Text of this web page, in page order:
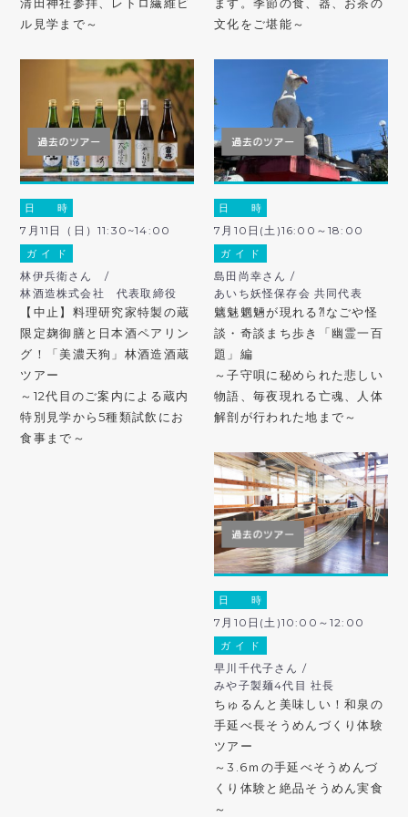
清田神社参拝、レトロ繊維ビ
ル見学まで～
ます。季節の食、器、お茶の
文化をご堪能～
日 時
7月11日（日）11:30~14:00
ガ イ ド
林伊兵衛さん /
林酒造株式会社 代表取締役
【中止】料理研究家特製の蔵
限定麹御膳と日本酒ペアリン
グ！「美濃天狗」林酒造酒蔵
ツアー
～12代目のご案内による蔵内
特別見学から5種類試飲にお
食事まで～
日 時
7月10日(土)16:00～18:00
ガ イ ド
島田尚幸さん /
あいち妖怪保存会 共同代表
魑魅魍魎が現れる⁈なごや怪
談・奇談まち歩き「幽霊一百
題」編
～子守唄に秘められた悲しい
物語、毎夜現れる亡魂、人体
解剖が行われた地まで～
日 時
7月10日(土)10:00～12:00
ガ イ ド
早川千代子さん /
みや子製麺4代目 社長
ちゅるんと美味しい！和泉の
手延べ長そうめんづくり体験
ツアー
～3.6ｍの手延べそうめんづ
くり体験と絶品そうめん実食
～